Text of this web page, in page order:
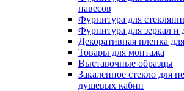
навесов
Фурнитура для
Фурнитура для зеркал и
Декоративная пленка
Товары для монтажа
Выставочные образцы
Закаленное стекло для
душевых кабин